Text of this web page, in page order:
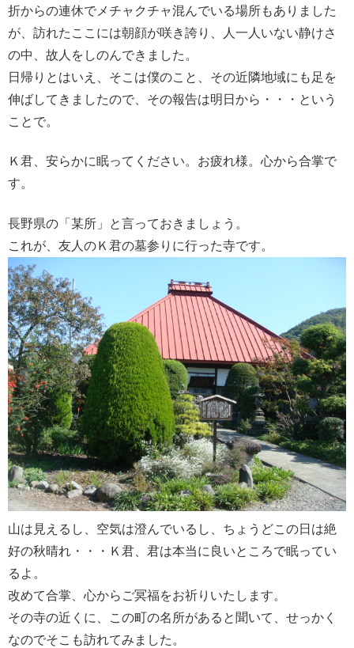
折からの連休でメチャクチャ混んでいる場所もありました
が、訪れたここには朝顔が咲き誇り、人一人いない静けさ
の中、故人をしのんできました。
日帰りとはいえ、そこは僕のこと、その近隣地域にも足を
伸ばしてきましたので、その報告は明日から・・・という
ことで。
Ｋ君、安らかに眠ってください。お疲れ様。心から合掌で
す。
長野県の「某所」と言っておきましょう。
これが、友人のＫ君の墓参りに行った寺です。
山は見えるし、空気は澄んでいるし、ちょうどこの日は絶
好の秋晴れ・・・Ｋ君、君は本当に良いところで眠ってい
るよ。
改めて合掌、心からご冥福をお祈りいたします。
その寺の近くに、この町の名所があると聞いて、せっかく
なのでそこも訪れてみました。